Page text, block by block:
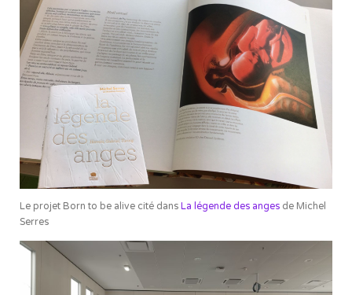
Le projet Born to be alive cité dans La légende des anges de Michel
Serres